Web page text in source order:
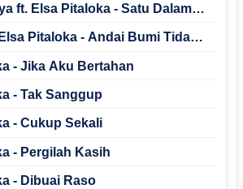
ft. Elsa Pitaloka - Satu Dalam
Pitaloka - Andai Bumi Tidak
- Jika Aku Bertahan
- Tak Sanggup
- Cukup Sekali
- Pergilah Kasih
- Dibuai Raso